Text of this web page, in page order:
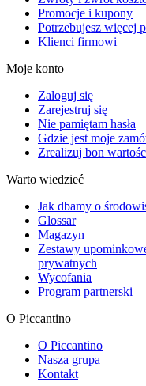
Promocje i kupony
Potrzebujesz więcej
Klienci firmowi
Moje konto
Zaloguj się
Zarejestruj się
Nie pamiętam hasła
Gdzie jest moje
Zrealizuj bon
Warto wiedzieć
Jak dbamy o
Glossar
Magazyn
Zestawy
prywatnych
Wycofania
Program partnerski
O Piccantino
O Piccantino
Nasza grupa
Kontakt